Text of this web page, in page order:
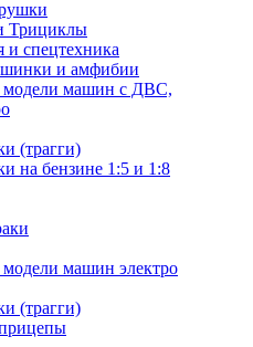
Трициклы
и спецтехника
и амфибии
модели машин с ДВС,
(трагги)
на бензине 1:5 и 1:8
машин электро
(трагги)